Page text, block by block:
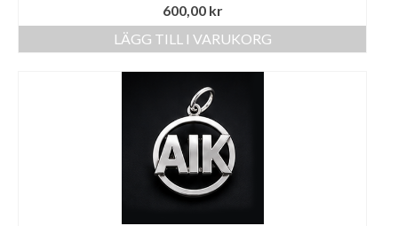
600,00 kr
LÄGG TILL I VARUKORG